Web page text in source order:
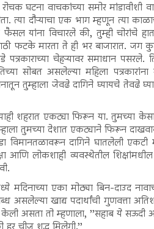
घटना वाचकांच्या समोर
त्या दौऱ्याचा एक भाग म्हणून त्या
फैसल यांना विचारले की, तुम्ही चोरांचे
फटके मारता ते ही भर बाजारात.
चेहऱ्यावर समाधान
सोबत असलेल्या महिला
तुम्हाला जेवढे दागिने घ्यायचे तेवढे
शहरात एकट्या फिरून या. तुमच्या
तुमच्या देशात एकट्याने फिरून
विमानतळावरून दागिने घातलेली
आणि लोकशाही व्यवस्थेतील
मदिनाच्या एका मोठ्या बिन-दाउद
असलेल्या खाद्य पदार्थांची गुणवत्ता
केली असता तो म्हणाला, ’’सहाब ये